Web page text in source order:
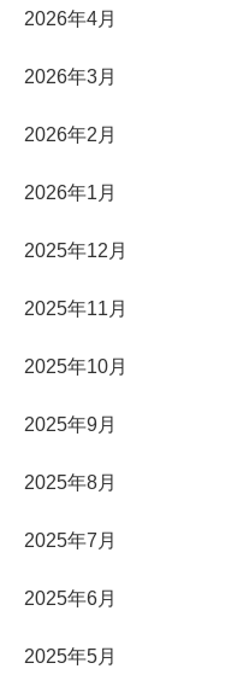
2026年4月
2026年3月
2026年2月
2026年1月
2025年12月
2025年11月
2025年10月
2025年9月
2025年8月
2025年7月
2025年6月
2025年5月